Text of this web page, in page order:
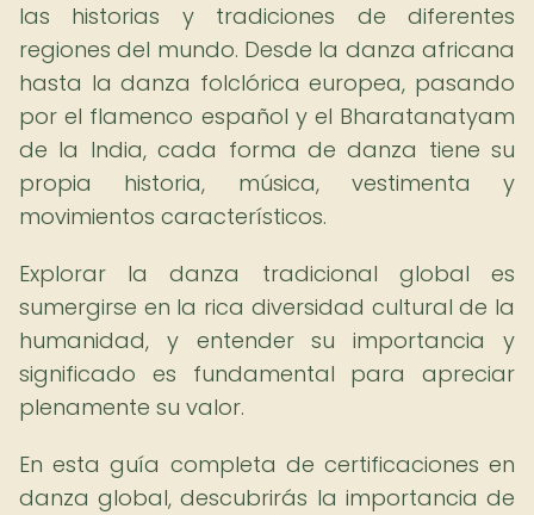
las historias y tradiciones de diferentes
regiones del mundo. Desde la danza africana
hasta la danza folclórica europea, pasando
por el flamenco español y el Bharatanatyam
de la India, cada forma de danza tiene su
propia historia, música, vestimenta y
movimientos característicos.
Explorar la danza tradicional global es
sumergirse en la rica diversidad cultural de la
humanidad, y entender su importancia y
significado es fundamental para apreciar
plenamente su valor.
En esta guía completa de certificaciones en
danza global, descubrirás la importancia de